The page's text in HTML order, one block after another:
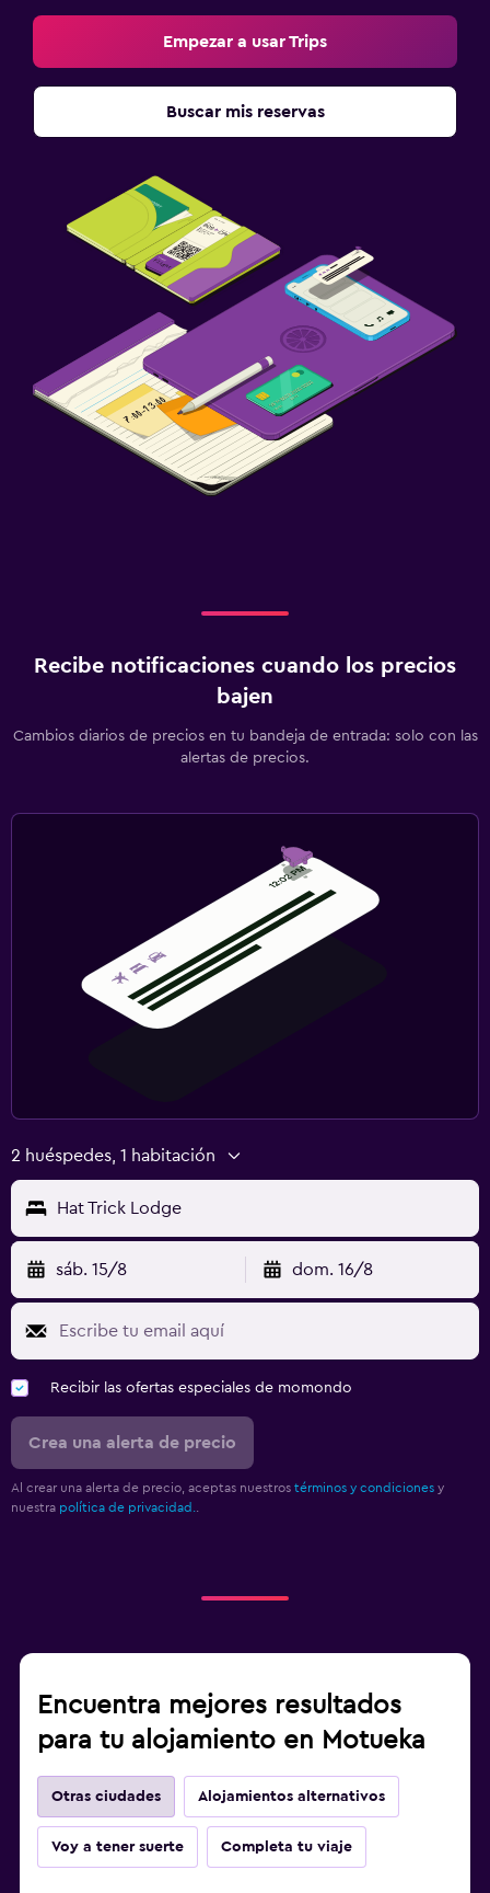
Empezar a usar Trips
Buscar mis reservas
Recibe notificaciones cuando los precios
bajen
Cambios diarios de precios en tu bandeja de entrada: solo con las
alertas de precios.
2 huéspedes, 1 habitación
Hat Trick Lodge
sáb. 15/8 dom. 16/8
Recibir las ofertas especiales de momondo
Crea una alerta de precio
Al crear una alerta de precio, aceptas nuestros términos y condiciones y
nuestra política de privacidad.
Encuentra mejores resultados
para tu alojamiento en Motueka
Otras ciudades Alojamientos alternativos
Voy a tener suerte Completa tu viaje